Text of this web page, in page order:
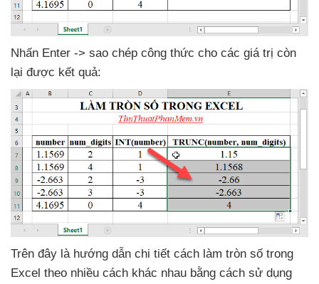
Nhấn Enter -> sao chép công thức cho các giá trị còn
lại được kết quả:
Trên đây là hướng dẫn chi tiết cách làm tròn số trong
Excel theo nhiều cách khác nhau bằng cách sử dụng